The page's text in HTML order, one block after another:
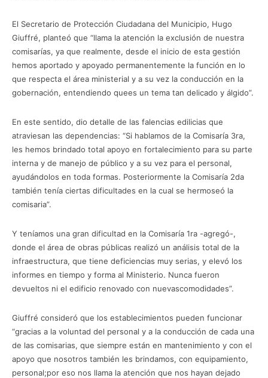
El Secretario de Protección Ciudadana del Municipio, Hugo
Giuffré, planteó que “llama la atención la exclusión de nuestra
comisarías, ya que realmente, desde el inicio de esta gestión
hemos aportado y apoyado permanentemente la función en lo
que respecta el área ministerial y a su vez la conducción en la
gobernación, entendiendo quees un tema tan delicado y álgido”.
En este sentido, dio detalle de las falencias edilicias que
atraviesan las dependencias: “Si hablamos de la Comisaría 3ra,
les hemos brindado total apoyo en fortalecimiento para su parte
interna y de manejo de público y a su vez para el personal,
ayudándolos en toda formas. Posteriormente la Comisaría 2da
también tenía ciertas dificultades en la cual se hermoseó la
comisaria”.
Y teníamos una gran dificultad en la Comisaría 1ra -agregó-,
donde el área de obras públicas realizó un análisis total de la
infraestructura, que tiene deficiencias muy serias, y elevó los
informes en tiempo y forma al Ministerio. Nunca fueron
devueltos ni el edificio renovado con nuevascomodidades”.
Giuffré consideró que los establecimientos pueden funcionar
“gracias a la voluntad del personal y a la conducción de cada una
de las comisarias, que siempre están en mantenimiento y con el
apoyo que nosotros también les brindamos, con equipamiento,
personal;por eso nos llama la atención que nos hayan dejado